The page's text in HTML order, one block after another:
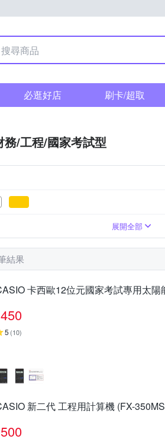
必逛好店 刷卡/超取
務/工程/國家考試型
展開全部
結果
卡西歐12位元國家考試專用太
450
5 (10)
新二代 工程用計算機 (FX-
500